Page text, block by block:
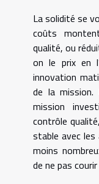
La solidité se
coûts
qualité, ou
on le prix en
innovation
de la mission.
mission
contrôle
stable avec les
moins
de ne pas